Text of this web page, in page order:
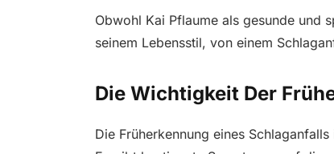
Obwohl Kai Pflaume als gesunde und
seinem Lebensstil, von einem
Die Wichtigkeit Der
Die Früherkennung eines